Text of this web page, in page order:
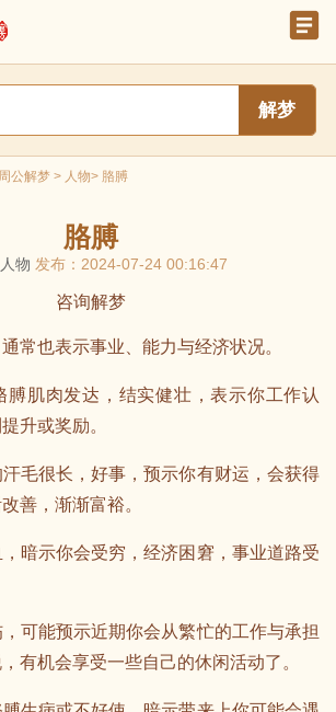
周公解梦 > 人物> 胳膊
胳膊
人物 发布：2024-07-24 00:16:47
咨询解梦
也表示事业、能力与经济状况。
肌肉发达，结实健壮，表示你工作认
升或奖励。
很长，好事，预示你有财运，会获得
善，渐渐富裕。
示你会受穷，经济困窘，事业道路受
能预示近期你会从繁忙的工作与承担
有机会享受一些自己的休闲活动了。